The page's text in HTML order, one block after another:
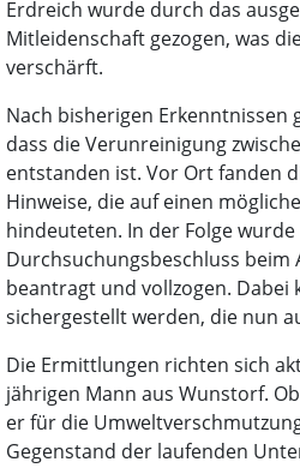
Erdreich wurde durch das
Mitleidenschaft gezogen, was
verschärft.
Nach bisherigen Erkenntnissen
dass die Verunreinigung
entstanden ist. Vor Ort fanden
Hinweise, die auf einen
hindeuteten. In der Folge wurde
Durchsuchungsbeschluss
beantragt und vollzogen. Dabei
sichergestellt werden, die nun
Die Ermittlungen richten sich
jährigen Mann aus Wunstorf.
er für die
Gegenstand der laufenden